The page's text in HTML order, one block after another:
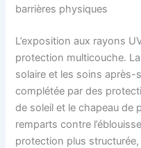
barrières physiques
L’exposition aux rayons
protection multicouche.
solaire et les soins après-
complétée par des
de soleil et le chapeau de
remparts contre
protection plus